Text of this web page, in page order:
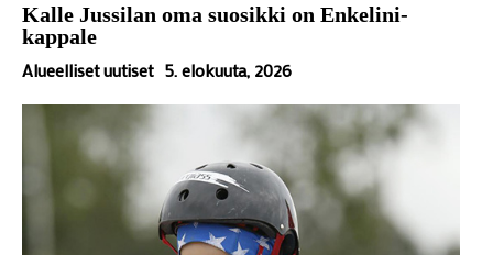
Kalle Jussilan oma suosikki on Enkelini-
kappale
Alueelliset uutiset 5. elokuuta, 2026